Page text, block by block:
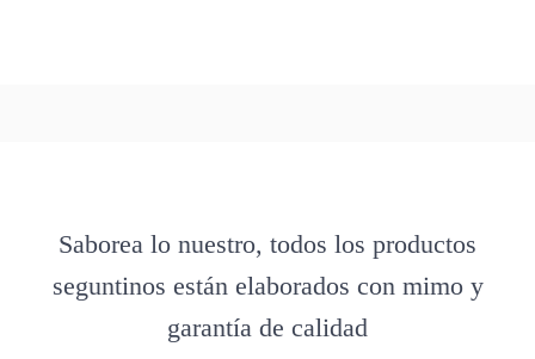
Saborea lo nuestro, todos los productos
seguntinos están elaborados con mimo y
garantía de calidad